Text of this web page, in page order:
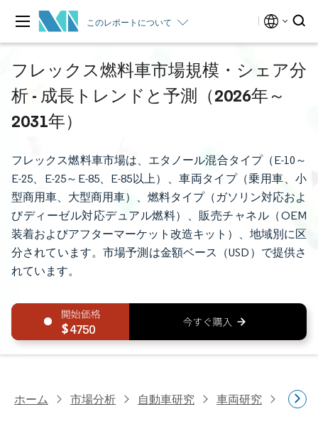
このレポートについて
フレックス燃料車市場規模・シェア分
析 - 成長トレンドと予測（2026年～
2031年）
フレックス燃料車市場は、エタノール混合タイプ（E-10～
E-25、E-25～E-85、E-85以上）、車両タイプ（乗用車、小
型商用車、大型商用車）、燃料タイプ（ガソリン対応およ
びディーゼル対応デュアル燃料）、販売チャネル（OEM
装着およびアフターマーケット改造キット）、地域別に区
分されています。市場予測は金額ベース（USD）で提供さ
れています。
4750
ホーム 市場分析 自動車研究 車両研究 フレ